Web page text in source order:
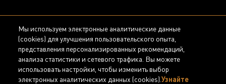
Мы используем электронные аналитические данные
(cookies) для улучшения пользовательского опыта,
представления персонализированных рекомендаций,
анализа статистики и сетевого трафика. Вы можете
использовать настройки, чтобы изменить выбор
электронных аналитических данных (cookies).Узнайте